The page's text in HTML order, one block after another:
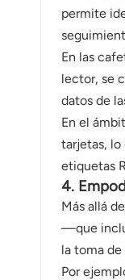
permite
En las
lector, se
datos de
En el
tarjetas, lo
etiquetas
4.
Más allá
—que
la toma
Por